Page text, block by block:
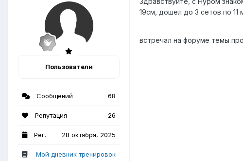
Пользователи
Сообщений 68
Репутация 26
Рег. 28 октября, 2025
Мой дневник тренировок
19см, дошел до 3 сетов по 11
встречал на форуме темы